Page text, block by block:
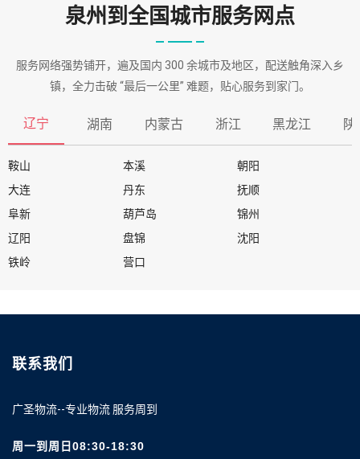
泉州到全国城市服务网点
服务网络强势铺开，遍及国内 300 余城市及地区，配送触角深入乡
镇，全力击破 “最后一公里” 难题，贴心服务到家门。
辽宁 湖南 内蒙古 浙江 黑龙江 陕
鞍山 本溪
朝阳
大连
丹东
抚顺
阜新
葫芦岛
锦州
辽阳
盘锦
沈阳
铁岭
营口
联系我们
广圣物流--专业物流 服务周到
周一到周日08:30-18:30